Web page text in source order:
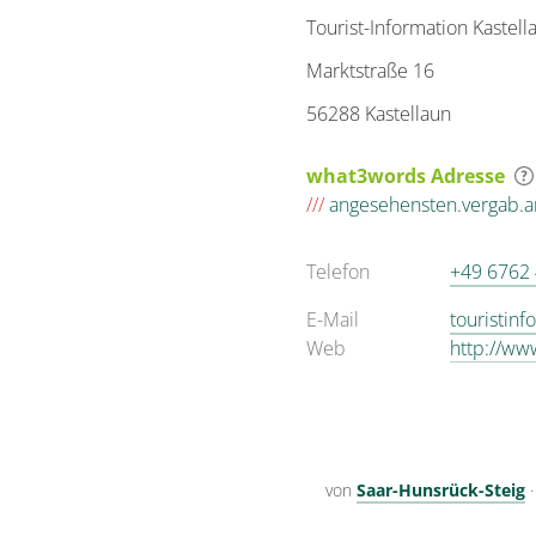
Tourist-Information
Marktstraße 16
56288 Kastellaun
what3words Adresse
///
Telefon
+49
E-Mail
Web
http://
von Saar-Hunsrück-Steig